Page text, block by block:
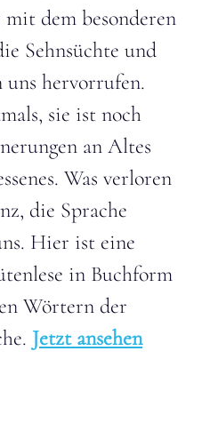
dem besonderen
Sehnsüchte und
hervorrufen.
sie ist noch
an Altes
Was verloren
die Sprache
Hier ist eine
in Buchform
Wörtern der
Jetzt ansehen